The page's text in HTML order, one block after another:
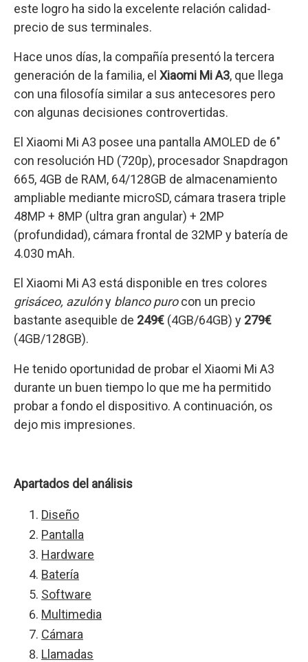
este logro ha sido la excelente relación calidad-
precio de sus terminales.
Hace unos días, la compañía presentó la tercera
generación de la familia, el Xiaomi Mi A3, que llega
con una filosofía similar a sus antecesores pero
con algunas decisiones controvertidas.
El Xiaomi Mi A3 posee una pantalla AMOLED de 6″
con resolución HD (720p), procesador Snapdragon
665, 4GB de RAM, 64/128GB de almacenamiento
ampliable mediante microSD, cámara trasera triple
48MP + 8MP (ultra gran angular) + 2MP
(profundidad), cámara frontal de 32MP y batería de
4.030 mAh.
El Xiaomi Mi A3 está disponible en tres colores
grisáceo, azulóny blanco purocon un precio
bastante asequible de 249€ (4GB/64GB) y 279€
(4GB/128GB).
He tenido oportunidad de probar el Xiaomi Mi A3
durante un buen tiempo lo que me ha permitido
probar a fondo el dispositivo. A continuación, os
dejo mis impresiones.
Apartados del análisis
Diseño
Pantalla
Hardware
Batería
Software
Multimedia
Cámara
Llamadas